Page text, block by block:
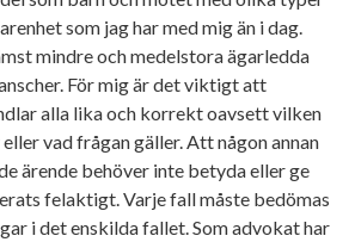
som jag har med mig än i dag.
mindre och medelstora ägarledda
För mig är det viktigt att
alla lika och korrekt oavsett vilken
vad frågan gäller. Att någon annan
ärende behöver inte betyda eller ge
felaktigt. Varje fall måste bedömas
i det enskilda fallet. Som advokat har